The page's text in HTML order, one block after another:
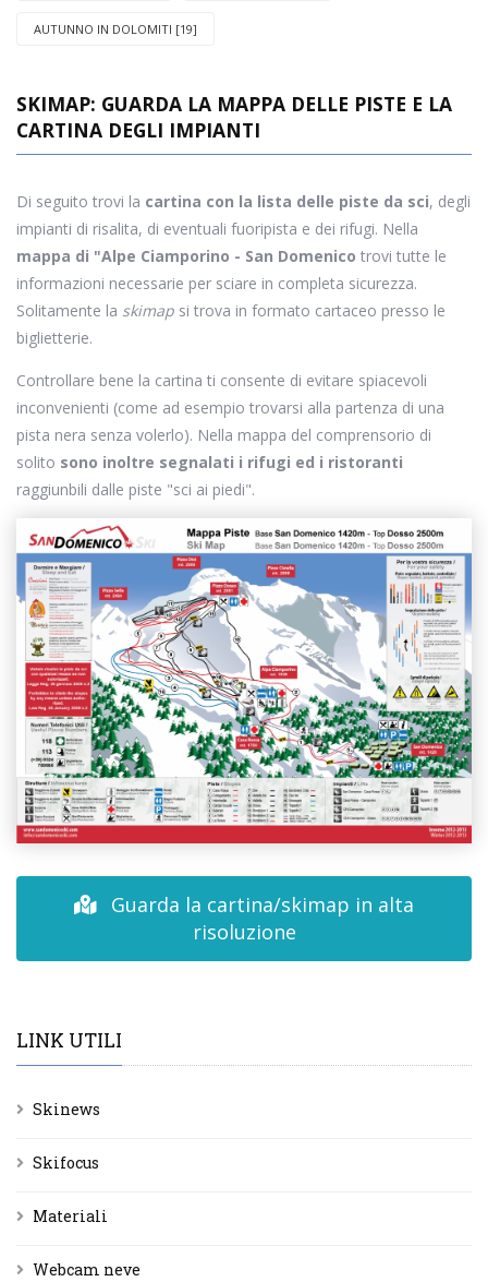
AUTUNNO IN DOLOMITI [19]
SKIMAP: GUARDA LA MAPPA DELLE PISTE E LA
CARTINA DEGLI IMPIANTI
Di seguito trovi la cartina con la lista delle piste da sci, degli
impianti di risalita, di eventuali fuoripista e dei rifugi. Nella
mappa di "Alpe Ciamporino - San Domenico trovi tutte le
informazioni necessarie per sciare in completa sicurezza.
Solitamente la skimap si trova in formato cartaceo presso le
biglietterie.
Controllare bene la cartina ti consente di evitare spiacevoli
inconvenienti (come ad esempio trovarsi alla partenza di una
pista nera senza volerlo). Nella mappa del comprensorio di
solito sono inoltre segnalati i rifugi ed i ristoranti
raggiunbili dalle piste "sci ai piedi".
Guarda la cartina/skimap in alta
risoluzione
LINK UTILI
Skinews
Skifocus
Materiali
Webcam neve